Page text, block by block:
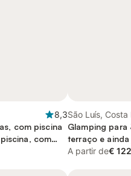
8,3
com piscina
com
São Luís, Costa
Glamping para
terraço e ainda
A partir de€ 122